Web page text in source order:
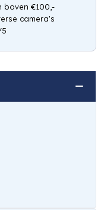
boven €100,-
camera's